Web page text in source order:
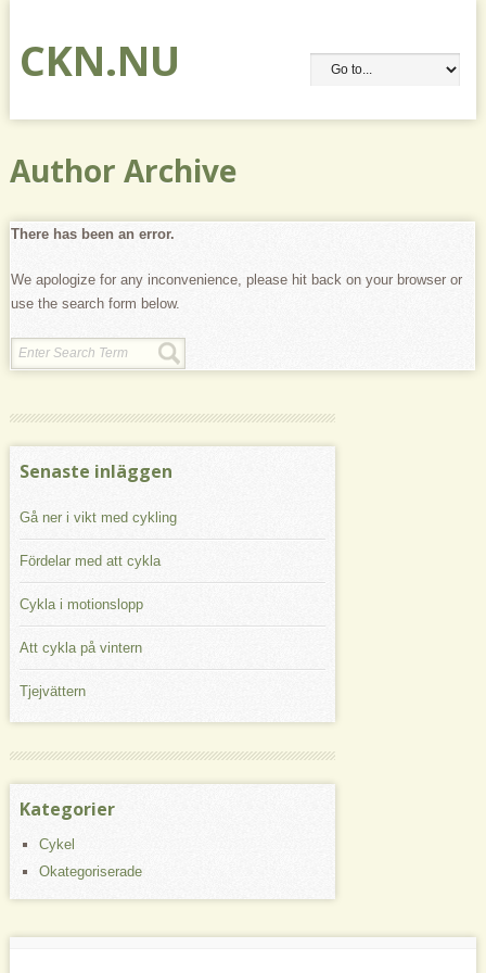
CKN.NU
Author Archive
There has been an error.
We apologize for any inconvenience, please hit back on your browser or
use the search form below.
Senaste inläggen
Gå ner i vikt med cykling
Fördelar med att cykla
Cykla i motionslopp
Att cykla på vintern
Tjejvättern
Kategorier
Cykel
Okategoriserade